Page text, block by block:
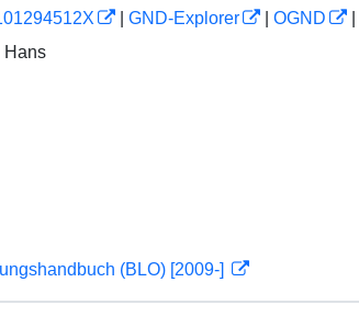
GND-Explorer OGND
Hans
(BLO) [2009-]